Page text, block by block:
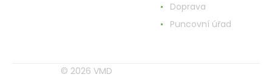
Doprava
Puncovní úřad
© 2026 VMD